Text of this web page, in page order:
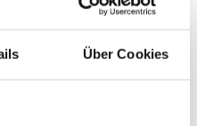
Über Cookies
Batteriefertigung in